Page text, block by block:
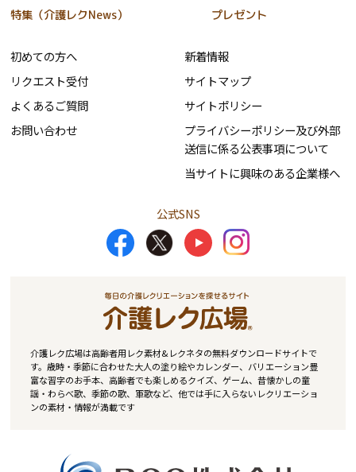
特集（介護レクNews）
プレゼント
初めての方へ
リクエスト受付
よくあるご質問
お問い合わせ
新着情報
サイトマップ
サイトポリシー
プライバシーポリシー及び外部
送信に係る公表事項について
当サイトに興味のある企業様へ
公式SNS
介護レク広場は高齢者用レク素材&レクネタの無料ダウンロードサイトで
す。歳時・季節に合わせた大人の塗り絵やカレンダー、バリエーション豊
富な習字のお手本、高齢者でも楽しめるクイズ、ゲーム、昔懐かしの童
謡・わらべ歌、季節の歌、軍歌など、他では手に入らないレクリエーショ
ンの素材・情報が満載です